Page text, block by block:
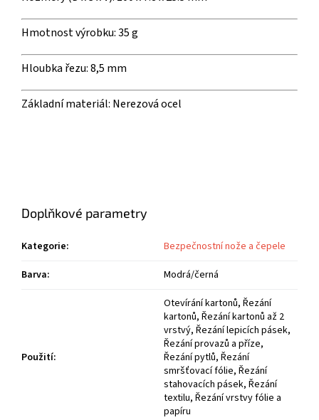
Hmotnost výrobku:35 g
Hloubka řezu:8,5 mm
Základní materiál: Nerezová ocel
Doplňkové parametry
Kategorie:
Bezpečnostní nože a čepele
Barva: Modrá/černá
Použití:
Otevírání kartonů, Řezání
kartonů, Řezání kartonů až 2
vrstvý, Řezání lepicích pásek,
Řezání provazů a příze,
Řezání pytlů, Řezání
smršťovací fólie, Řezání
stahovacích pásek, Řezání
textilu, Řezání vrstvy fólie a
papíru